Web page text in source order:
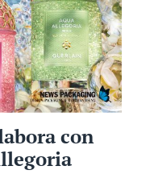
con